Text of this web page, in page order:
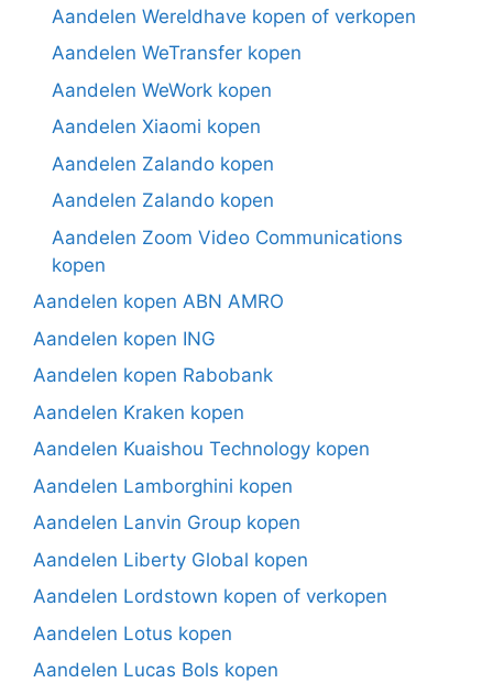
Aandelen Wereldhave kopen of verkopen
Aandelen WeTransfer kopen
Aandelen WeWork kopen
Aandelen Xiaomi kopen
Aandelen Zalando kopen
Aandelen Zalando kopen
Aandelen Zoom Video Communications
kopen
Aandelen kopen ABN AMRO
Aandelen kopen ING
Aandelen kopen Rabobank
Aandelen Kraken kopen
Aandelen Kuaishou Technology kopen
Aandelen Lamborghini kopen
Aandelen Lanvin Group kopen
Aandelen Liberty Global kopen
Aandelen Lordstown kopen of verkopen
Aandelen Lotus kopen
Aandelen Lucas Bols kopen